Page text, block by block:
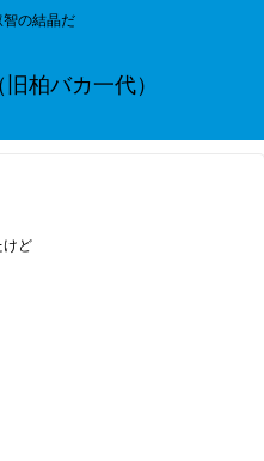
の結晶だ
柏バカ一代）
けど